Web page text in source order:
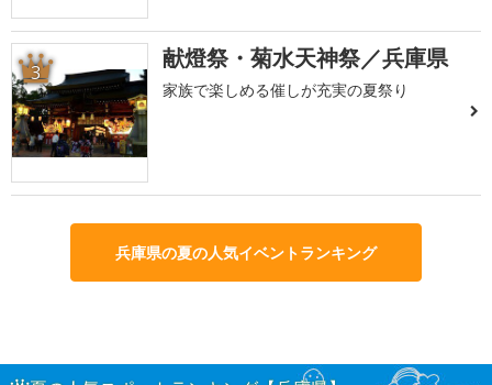
3 献燈祭・菊水天神祭／兵庫県
家族で楽しめる催しが充実の夏祭り
兵庫県の夏の人気イベントランキング